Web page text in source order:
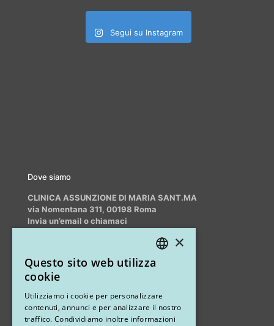
Segui su Instagram
Dove siamo
CLINICA ASSUNZIONE DI MARIA SANT.MA
via Nomentana 311, 00198 Roma
Invia un’email o chiamaci
Altri studi
STUDIO MARIANETTI MED
×
Questo sito web utilizza
cookie
Utilizziamo i cookie per personalizzare
contenuti, annunci e per analizzare il nostro
traffico. Condividiamo inoltre informazioni